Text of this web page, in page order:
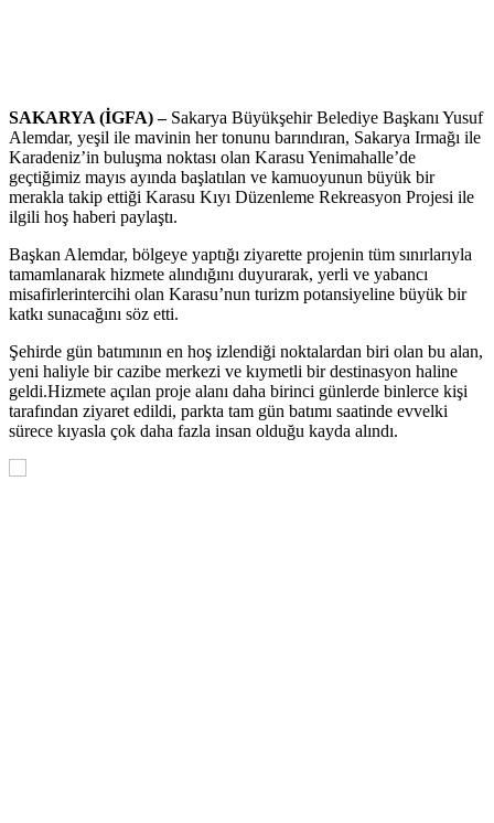
SAKARYA (İGFA) – Sakarya Büyükşehir Belediye Başkanı Yusuf
Alemdar, yeşil ile mavinin her tonunu barındıran, Sakarya Irmağı ile
Karadeniz’in buluşma noktası olan Karasu Yenimahalle’de
geçtiğimiz mayıs ayında başlatılan ve kamuoyunun büyük bir
merakla takip ettiği Karasu Kıyı Düzenleme Rekreasyon Projesi ile
ilgili hoş haberi paylaştı.
Başkan Alemdar, bölgeye yaptığı ziyarette projenin tüm sınırlarıyla
tamamlanarak hizmete alındığını duyurarak, yerli ve yabancı
misafirlerintercihi olan Karasu’nun turizm potansiyeline büyük bir
katkı sunacağını söz etti.
Şehirde gün batımının en hoş izlendiği noktalardan biri olan bu alan,
yeni haliyle bir cazibe merkezi ve kıymetli bir destinasyon haline
geldi.Hizmete açılan proje alanı daha birinci günlerde binlerce kişi
tarafından ziyaret edildi, parkta tam gün batımı saatinde evvelki
sürece kıyasla çok daha fazla insan olduğu kayda alındı.